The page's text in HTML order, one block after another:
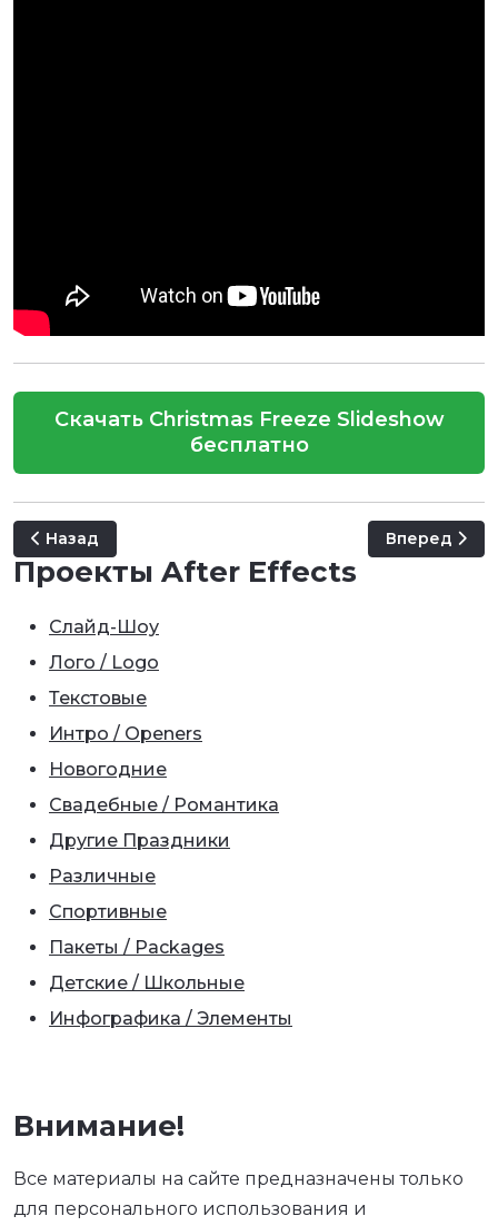
Скачать Christmas Freeze Slideshow
бесплатно
Предыдущий: New Year Stories
Назад Следующий:
Вперед
Проекты After Effects
Слайд-Шоу
Лого / Logo
Текстовые
Интро / Openers
Новогодние
Свадебные / Романтика
Другие Праздники
Различные
Спортивные
Пакеты / Packages
Детские / Школьные
Инфографика / Элементы
Внимание!
Все материалы на сайте предназначены только
для персонального использования и